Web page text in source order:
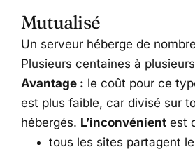
Mutualisé
Un serveur héberge de
Plusieurs centaines à
Avantage : le coût pour ce
est plus faible, car divisé sur
hébergés. L’inconvénient est
tous les sites partagent